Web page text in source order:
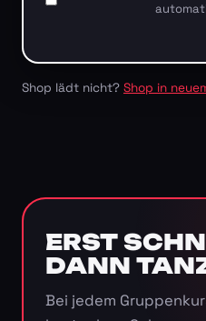
Shop lädt nicht? Shop in
ERST
DANN
Bei jedem